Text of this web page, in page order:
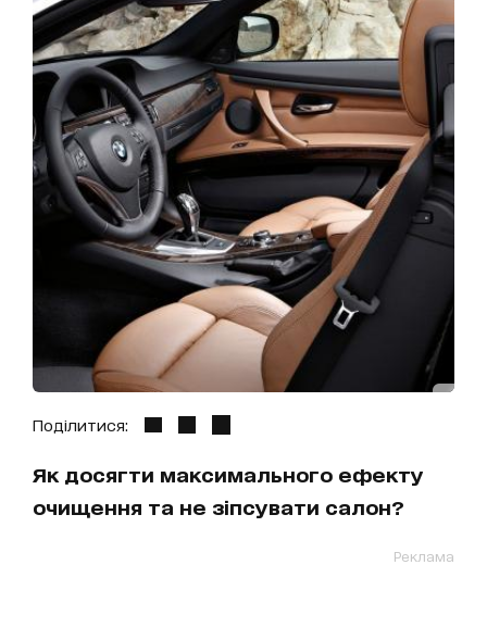
Поділитися:
Як досягти максимального ефекту
очищення та не зіпсувати салон?
Реклама